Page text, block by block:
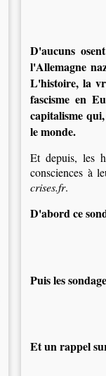
D'aucuns
l'Allemagne
L'histoire, la
fascisme en
capitalisme
le monde.
Et depuis, les
consciences à
crises.fr.
D'abord ce
Puis les
Et un rappel